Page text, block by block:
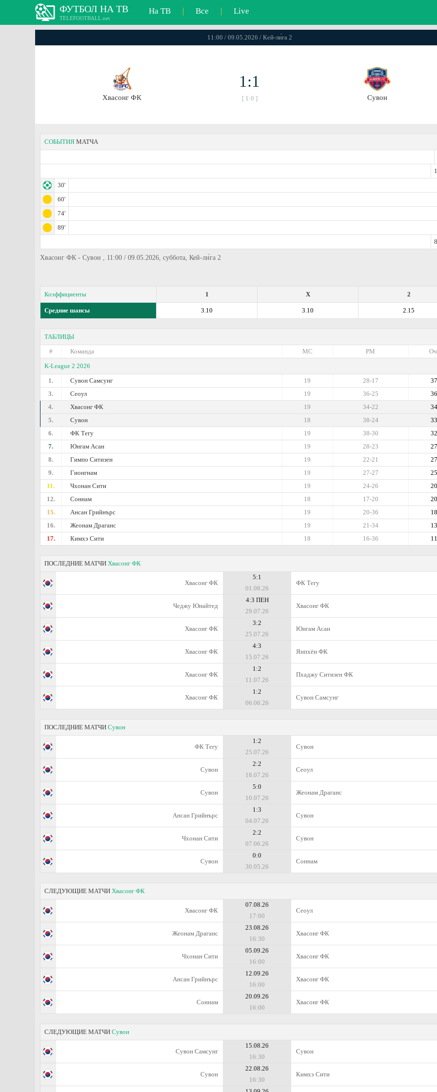
ФУТБОЛ НА ТВ
TELEFOOTBALL.net
На ТВ | Все | Live
11:00 / 09.05.2026 / Кей-ли́га 2
Хвасонг ФК
1:1
[ 1:0 ] Сувон
СОБЫТИЯ МАТЧА
30'
60'
74'
89'
Хвасонг ФК - Сувон , 11:00 / 09.05.2026, суббота, Кей-ли́га 2
Коэффициенты 2
X
1
Средние шансы 2.15
3.10
3.10
ТАБЛИЦЫ
#
Команда РМ
МС
K-League 2 2026
1.
Сувон Самсунг 37
28-17
19
3.
Сеоул 36
36-25
19
4.
Хвасонг ФК 34
34-22
19
5.
Сувон 33
38-24
18
6.
ФК Тегу 32
38-30
19
7.
Юнгам Асан 27
28-23
19
8.
Гимпо Ситизен 27
22-21
19
9.
Гионгнам 25
27-27
19
11.
Чхонан Сити 20
24-26
19
12.
Соннам 20
17-20
18
15.
Ансан Грийнърс 18
20-36
19
16.
Жеонам Драганс 13
21-34
19
17.
Кимхэ Сити 11
16-36
18
ПОСЛЕДНИЕ МАТЧИ Хвасонг ФК
Хвасонг ФК
5:1
01.08.26
ФК Тегу
Чеджу Юнайтед
4:3 ПЕН
29.07.26
Хвасонг ФК
Хвасонг ФК
3:2
25.07.26
Юнгам Асан
Хвасонг ФК
4:3
15.07.26
Янпхён ФК
Хвасонг ФК
1:2
11.07.26
Пхаджу Ситизен ФК
Хвасонг ФК
1:2
06.06.26
Сувон Самсунг
ПОСЛЕДНИЕ МАТЧИ Сувон
ФК Тегу
1:2
25.07.26
Сувон
Сувон
2:2
18.07.26
Сеоул
Сувон
5:0
10.07.26
Жеонам Драганс
Ансан Грийнърс
1:3
04.07.26
Сувон
Чхонан Сити
2:2
07.06.26
Сувон
Сувон
0:0
30.05.26
Соннам
СЛЕДУЮЩИЕ МАТЧИ Хвасонг ФК
Хвасонг ФК
07.08.26
17:00
Сеоул
Жеонам Драганс
23.08.26
16:30
Хвасонг ФК
Чхонан Сити
05.09.26
16:00
Хвасонг ФК
Ансан Грийнърс
12.09.26
16:00
Хвасонг ФК
Соннам
20.09.26
16:00
Хвасонг ФК
СЛЕДУЮЩИЕ МАТЧИ Сувон
Сувон Самсунг
15.08.26
16:30
Сувон
Сувон
22.08.26
16:30
Кимхэ Сити